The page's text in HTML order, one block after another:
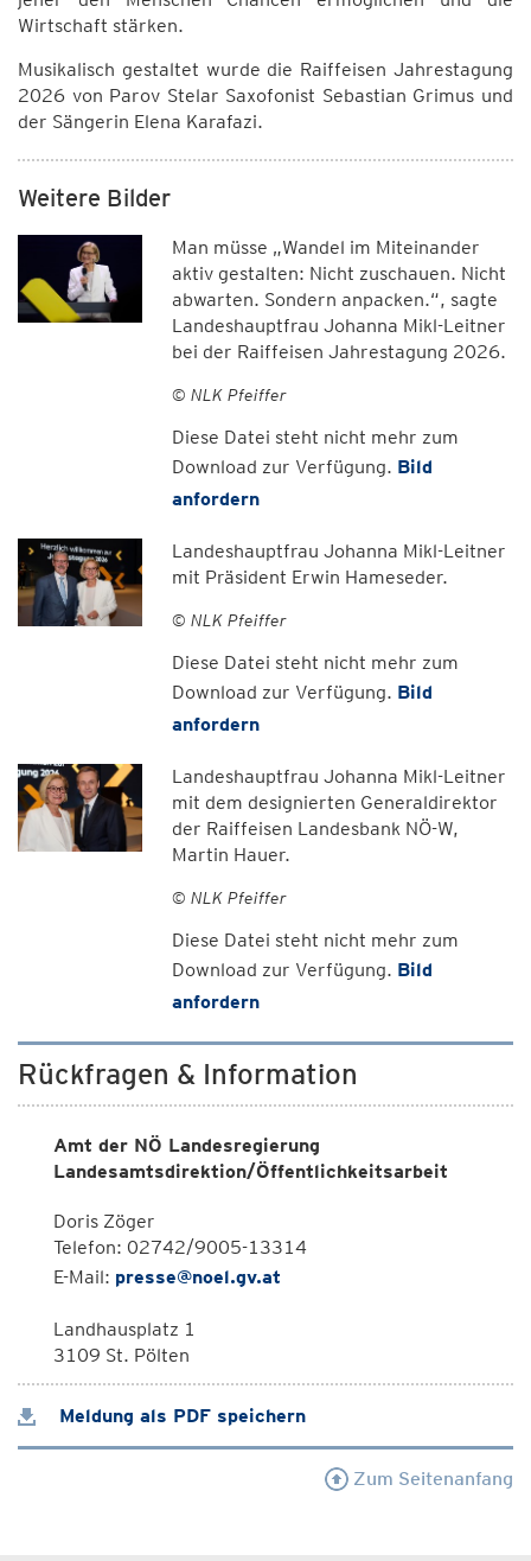
Wirtschaft stärken.
Musikalisch gestaltet wurde die Raiffeisen Jahrestagung
2026 von Parov Stelar Saxofonist Sebastian Grimus und
der Sängerin Elena Karafazi.
Weitere Bilder
Man müsse „Wandel im Miteinander
aktiv gestalten: Nicht zuschauen. Nicht
abwarten. Sondern anpacken.“, sagte
Landeshauptfrau Johanna Mikl-Leitner
bei der Raiffeisen Jahrestagung 2026.
© NLK Pfeiffer
Diese Datei steht nicht mehr zum
Download zur Verfügung. Bild
anfordern
Landeshauptfrau Johanna Mikl-Leitner
mit Präsident Erwin Hameseder.
© NLK Pfeiffer
Diese Datei steht nicht mehr zum
Download zur Verfügung. Bild
anfordern
Landeshauptfrau Johanna Mikl-Leitner
mit dem designierten Generaldirektor
der Raiffeisen Landesbank NÖ-W,
Martin Hauer.
© NLK Pfeiffer
Diese Datei steht nicht mehr zum
Download zur Verfügung. Bild
anfordern
Rückfragen & Information
Amt der NÖ Landesregierung
Landesamtsdirektion/Öffentlichkeitsarbeit
Doris Zöger
Telefon: 02742/9005-13314
E-Mail: presse@noel.gv.at
Landhausplatz 1
3109 St. Pölten
Meldung als PDF speichern
Zum Seitenanfang